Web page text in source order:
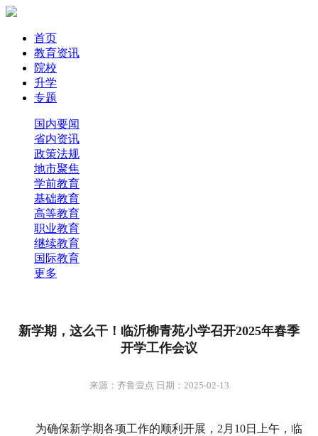
首页
教育资讯
院校
升学
专题
国内要闻
省内资讯
政策法规
地市聚焦
学前教育
基础教育
高等教育
职业教育
继续教育
国际教育
更多
新学期，这么干！临沂柳青苑小学召开2025年春季
开学工作会议
来源：齐鲁壹点 日期：2025-02-13
为确保新学期各项工作的顺利开展，2月10日上午，临